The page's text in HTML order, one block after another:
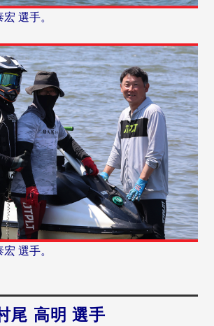
選手。
選手。
高明 選手